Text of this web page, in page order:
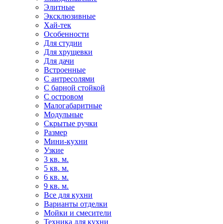
Элитные
Эксклюзивные
Хай-тек
Особенности
Для студии
Для хрущевки
Для дачи
Встроенные
С антресолями
С барной стойкой
С островом
Малогабаритные
Модульные
Скрытые ручки
Размер
Мини-кухни
Узкие
3 кв. м.
5 кв. м.
6 кв. м.
9 кв. м.
Все для кухни
Варианты отделки
Мойки и смесители
Техника для кухни